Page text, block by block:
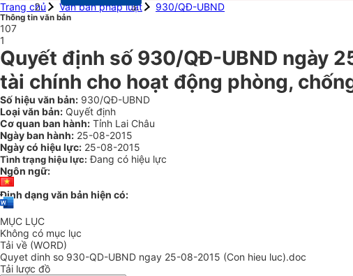
Trang chủ
Văn bản pháp luật 930/QĐ-UBND
Thông tin văn bản
107
1
Quyết định số 930/QĐ-UBND ngày
tài chính cho hoạt động phòng,
Số hiệu văn bản: 930/QĐ-UBND
Loại văn bản: Quyết định
Cơ quan ban hành: Tỉnh Lai Châu
Ngày ban hành: 25-08-2015
Ngày có hiệu lực: 25-08-2015
Tình trạng hiệu lực: Đang có hiệu lực
Ngôn ngữ:
Định dạng văn bản hiện có:
MỤC LỤC
Không có mục lục
Tải về (WORD)
Quyet dinh so 930-QD-UBND ngay 25-08-2015 (Con hieu luc).doc
Tải lược đồ